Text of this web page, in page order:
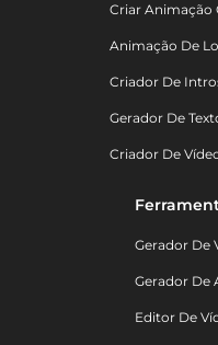
Criar Animação
Animação De
Criador De
Gerador De
Criador De
Gerador De
Gerador De
Editor De